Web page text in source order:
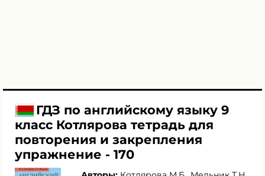
ГДЗ по английскому языку 9
класс Котлярова тетрадь для
повторения и закрепления
упражнение - 170